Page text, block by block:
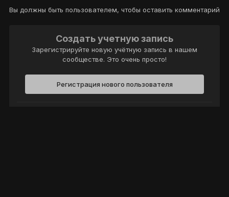
Вы должны быть пользователем, чтобы оставить комментарий
Создать учетную запись
Зарегистрируйте новую учётную запись в нашем
сообществе. Это очень просто!
Регистрация нового пользователя